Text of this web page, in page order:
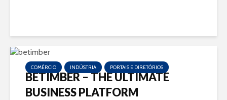
COMÉRCIO INDÚSTRIA PORTAIS E DIRETÓRIOS
BETIMBER – THE ULTIMATE
BUSINESS PLATFORM